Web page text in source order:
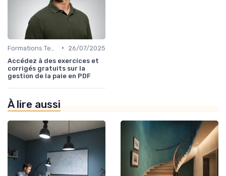
•
26/07/2025
Accédez à des exercices et
corrigés gratuits sur la
gestion de la paie en PDF
À lire aussi